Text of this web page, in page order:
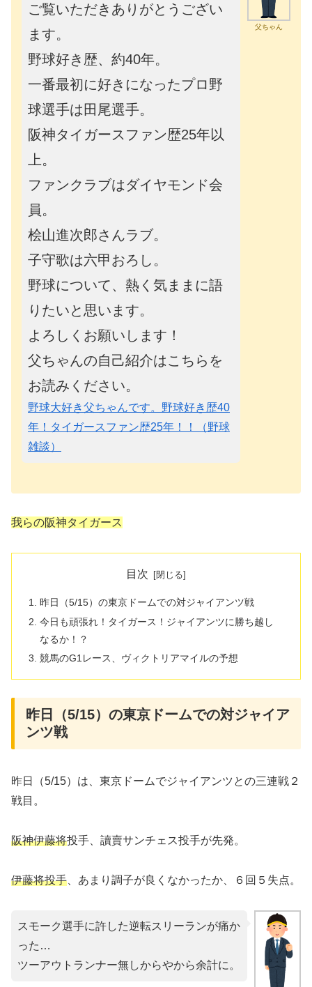
父ちゃん
ご覧いただきありがとうござい
ます。
野球好き歴、約40年。
一番最初に好きになったプロ野
球選手は田尾選手。
阪神タイガースファン歴25年以
上。
ファンクラブはダイヤモンド会
員。
桧山進次郎さんラブ。
子守歌は六甲おろし。
野球について、熱く気ままに語
りたいと思います。
よろしくお願いします！
父ちゃんの自己紹介はこちらを
お読みください。
野球大好き父ちゃんです。野球好き歴40
年！タイガースファン歴25年！！（野球
雑談）
我らの阪神タイガース
目次
昨日（5/15）の東京ドームでの対ジャイアンツ戦
今日も頑張れ！タイガース！ジャイアンツに勝ち越し
なるか！？
競馬のG1レース、ヴィクトリアマイルの予想
昨日（5/15）の東京ドームでの対ジャイア
ンツ戦
昨日（5/15）は、東京ドームでジャイアンツとの三連戦２
戦目。
阪神伊藤将投手、讀賣サンチェス投手が先発。
伊藤将投手 、あまり調子が良くなかったか、６回５失点。
スモーク選手に許した逆転スリーランが痛か
った…
ツーアウトランナー無しからやから余計に。